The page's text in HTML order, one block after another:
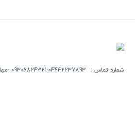
شماره تماس : 09306824321-04442237893 -مهاباد خیابان طالقانی مجتمع تجاری روژ طبقه اول -